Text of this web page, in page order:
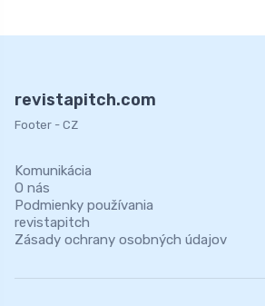
revistapitch.com
Footer - CZ
Komunikácia
O nás
Podmienky používania
revistapitch
Zásady ochrany osobných údajov